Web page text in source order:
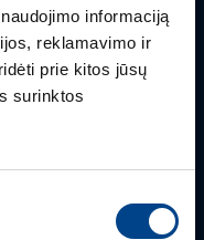
informaciją
reklamavimo ir
prie kitos jūsų
surinktos